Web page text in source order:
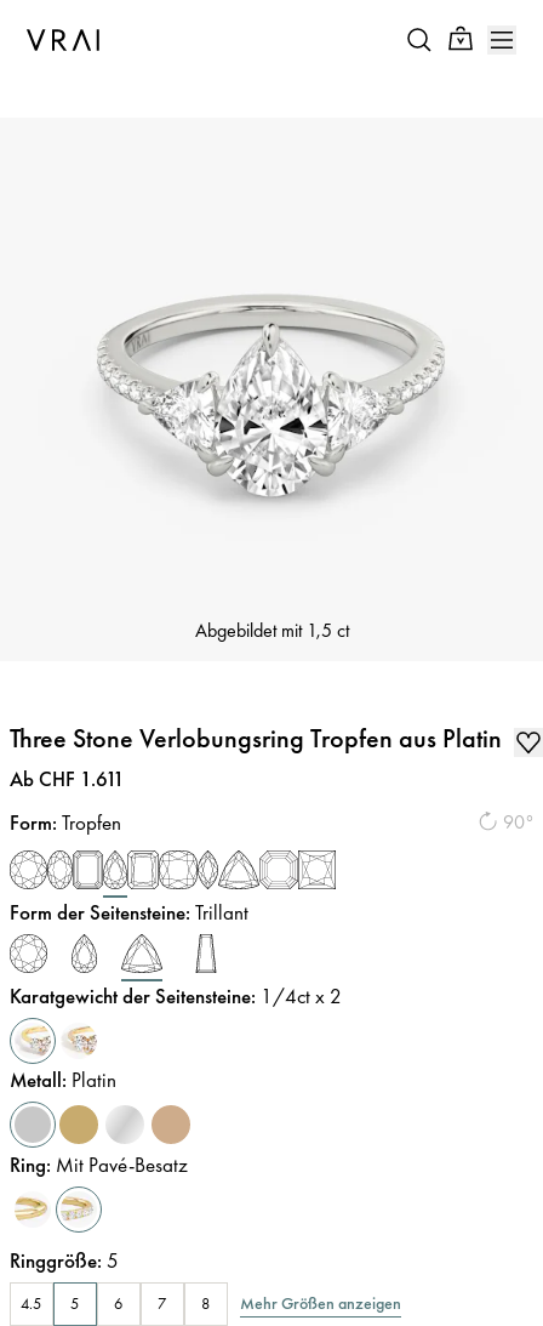
Abgebildet mit 1,5 ct
Three Stone Verlobungsring Tropfen aus Platin
Preis:
Ab CHF 1.611
90°
Form: Tropfen
Form der Seitensteine: Trillant
Karatgewicht der Seitensteine: 1/4ct x 2
Metall: Platin
Ring: Mit Pavé-Besatz
Ringgröße: 5
4.5 5 6 7 8 Mehr Größen anzeigen